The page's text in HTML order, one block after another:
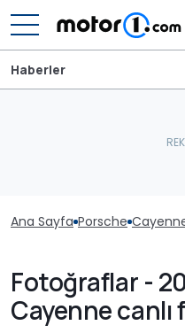
Haberler
Ana Sayfa Porsche
Fotoğraflar -
Cayenne